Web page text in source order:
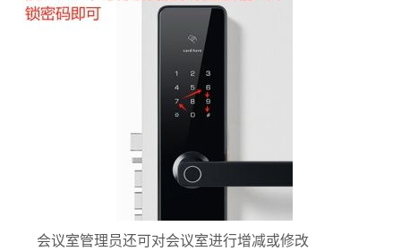
会议室管理员还可对会议室进行增减或修改